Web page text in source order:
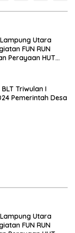
Utara
FUN RUN
Perayaan HUT
Triwulan I
Pemerintah Desa
Utara
FUN RUN